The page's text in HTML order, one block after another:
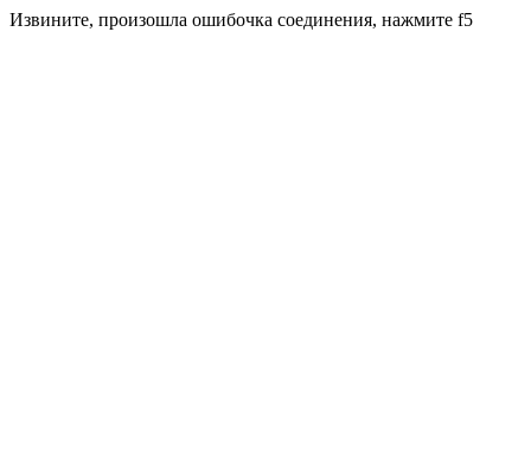
Извините, произошла ошибочка соединения, нажмите f5